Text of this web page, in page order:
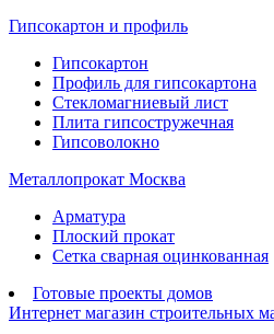
Гипсокартон и профиль
Гипсокартон
Профиль для гипсокартона
Стекломагниевый лист
Плита гипсостружечная
Гипсоволокно
Металлопрокат Москва
Арматура
Плоский прокат
Сетка сварная оцинкованная
Готовые проекты домов
Интернет магазин строительных